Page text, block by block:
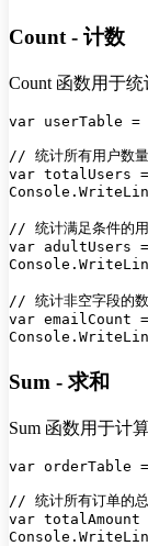
Count - 计数
Count 函数用于统
var userTable =
// 统计所有用户数量
var totalUsers
// 统计满足条件的
var adultUsers
// 统计非空字段的
var emailCount
Sum - 求和
Sum 函数用于计
var orderTable
// 统计所有订单的
var totalAmount